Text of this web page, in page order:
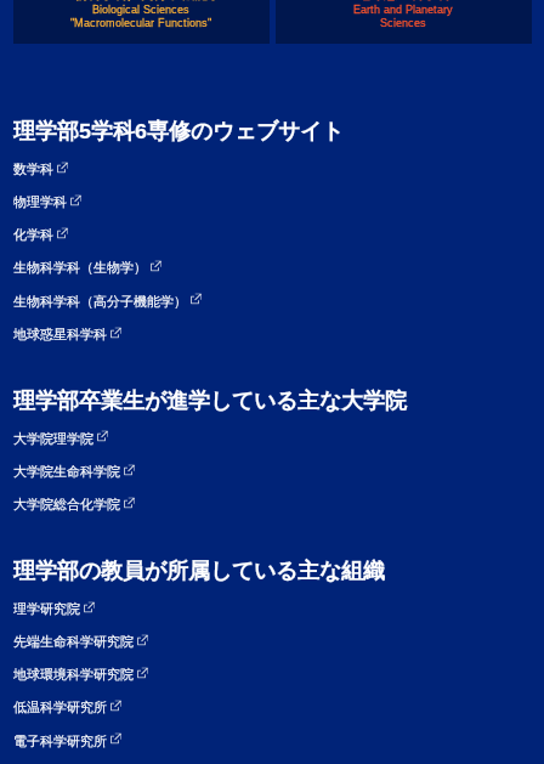
Biological Sciences
"Macromolecular Functions"
Earth and Planetary
Sciences
理学部5学科6専修のウェブサイト
数学科
物理学科
化学科
生物科学科（生物学）
生物科学科（高分子機能学）
地球惑星科学科
理学部卒業生が進学している主な大学院
大学院理学院
大学院生命科学院
大学院総合化学院
理学部の教員が所属している主な組織
理学研究院
先端生命科学研究院
地球環境科学研究院
低温科学研究所
電子科学研究所